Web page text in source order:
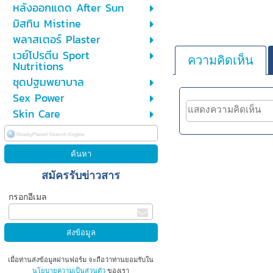
หลังออกแดด After Sun
มิสทิน Mistine
พลาสเตอร์ Plaster
เวย์โปรตีน Sport
Nutritions
ชุดปฐมพยาบาล
Sex Power
Skin Care
สมัครรับข่าวสาร
กรอกอีเมล
เมื่อท่านส่งข้อมูลผ่านฟอร์ม จะถือว่าท่านยอมรับใน
นโยบายความเป็นส่วนตัวของเรา
ความคิดเห็น